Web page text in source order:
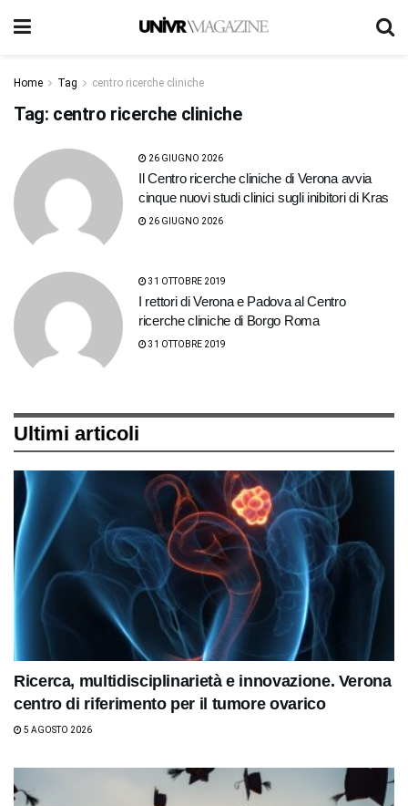
Home Tag centro ricerche cliniche
Tag: centro ricerche cliniche
26 GIUGNO 2026
Il Centro ricerche cliniche di Verona avvia
cinque nuovi studi clinici sugli inibitori di Kras
26 GIUGNO 2026
31 OTTOBRE 2019
I rettori di Verona e Padova al Centro
ricerche cliniche di Borgo Roma
31 OTTOBRE 2019
Ultimi articoli
Ricerca, multidisciplinarietà e innovazione. Verona
centro di riferimento per il tumore ovarico
5 AGOSTO 2026